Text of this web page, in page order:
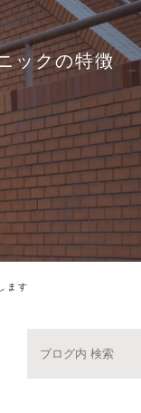
ックの特徴
ます